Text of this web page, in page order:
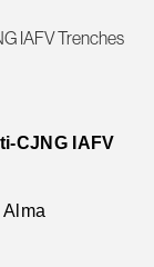
CJNG IAFV